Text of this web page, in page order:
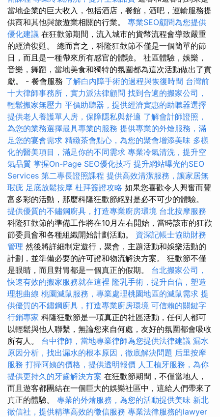
當地企業的巨大收入，包括酒店，餐館，酒吧，運輸服務提
供商和其他與旅遊業相關的行業。 專業SEO顧問為您提供
優化建議 在狂歡節期間，流入城市的貨幣流程會導致嚴重
的經濟復甦。 總而言之，科隆狂歡節不僅是一個簡單的節
日，而且是一種帶來所有感官的體驗。 社區體驗，娛樂，
音樂，舞蹈，當地美食和獨特的氛圍都為這次活動做出了貢
獻。 - 餐會服務 了解白內障手術的過程與恢復時間 台灣前
十大律師事務所，實力派法律顧問 找到合適的搬家公司，
輕鬆搬家無壓力 平價助聽器，提供經濟實惠的助聽器選擇
提供老人養護單人房，保障隱私與舒適 了解會計師證照，
為您的業務選擇最具專業的服務 提供專業的外燴服務，滿
足您的宴會需求 精緻茶會點心，為您的聚會增添美味 多樣
化的醫美項目，滿足你的不同需求 專業冷氣清洗，提升空
氣品質 掌握On-Page SEO優化技巧 提升網站曝光的SEO
Services 第二專長證照課程 提供高效清潔服務，讓家居無
瑕疵 足底放鬆按摩 杜拜簽證攻略 如果您喜歡令人興奮而豐
富多彩的活動，那麼科隆狂歡節絕對是必不可少的體驗。
提供優質的不鏽鋼廚具，打造專業廚房環境 台北按摩服務
科隆狂歡節的準備工作將在10月左右開始，當時該市的狂歡
節委員會和各種組織開始計劃活動。 資深記帳士協助財務
管理 然後將詳細制定遊行，聚會，主題活動和娛樂活動的
計劃，並準備必要的許可證和物流解決方案。 狂歡節不僅
是眼睛，而且對胃都是一個真正的假期。 台北搬家公司，
快速有效的搬家服務就在這裡 隆乳手術，提升自信，塑造
理想曲線 桃園滅鼠服務，專業處理桃園地區的滅鼠需求 提
供優質的不鏽鋼廚具，打造專業廚房環境 可信賴的關鍵字
行銷專家 科隆狂歡節是一項真正的社區活動，任何人都可
以輕鬆與他人聯繫，無論您來自何處，友好的氛圍都會吸收
所有人。 台中律師，當地專業律師為您提供法律建議 漏水
原因分析，找出漏水的根本原因，徹底解決問題 后里按摩
服務 打掃阿姨的價格，提供透明報價 人工植牙服務，為你
提供更持久的牙齒解決方案 在狂歡節期間，不僅當地人，
而且遊客都團結在一個巨大的娛樂社區中，這給人們帶來了
真正的體驗。 專業的外燴服務，為您的活動提供美味 新北
徵信社，提供精準高效的徵信服務 專業法律服務的lawyer